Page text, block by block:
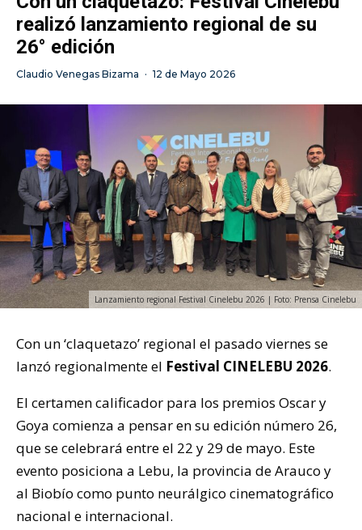
realizó lanzamiento regional de su
26° edición
Claudio Venegas Bizama · 12 de Mayo 2026
Lanzamiento regional Festival Cinelebu 2026 | Foto: Prensa Cinelebu
Con un ‘claquetazo’ regional el pasado viernes se
lanzó regionalmente el Festival CINELEBU 2026.
El certamen calificador para los premios Oscar y
Goya comienza a pensar en su edición número 26,
que se celebrará entre el 22 y 29 de mayo. Este
evento posiciona a Lebu, la provincia de Arauco y
al Biobío como punto neurálgico cinematográfico
nacional e internacional.